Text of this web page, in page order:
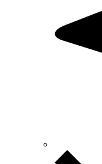
Technoelectric
Technosystems
TEKPAN (Турция)
TeleTec (Украина)
Vargo (Украина)
Vector VS